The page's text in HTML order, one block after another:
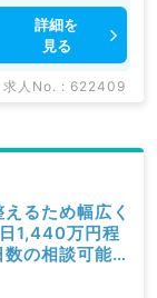
詳細を
見る
求人No. : 622409
るため幅広く
1,440万円程
数の相談可能